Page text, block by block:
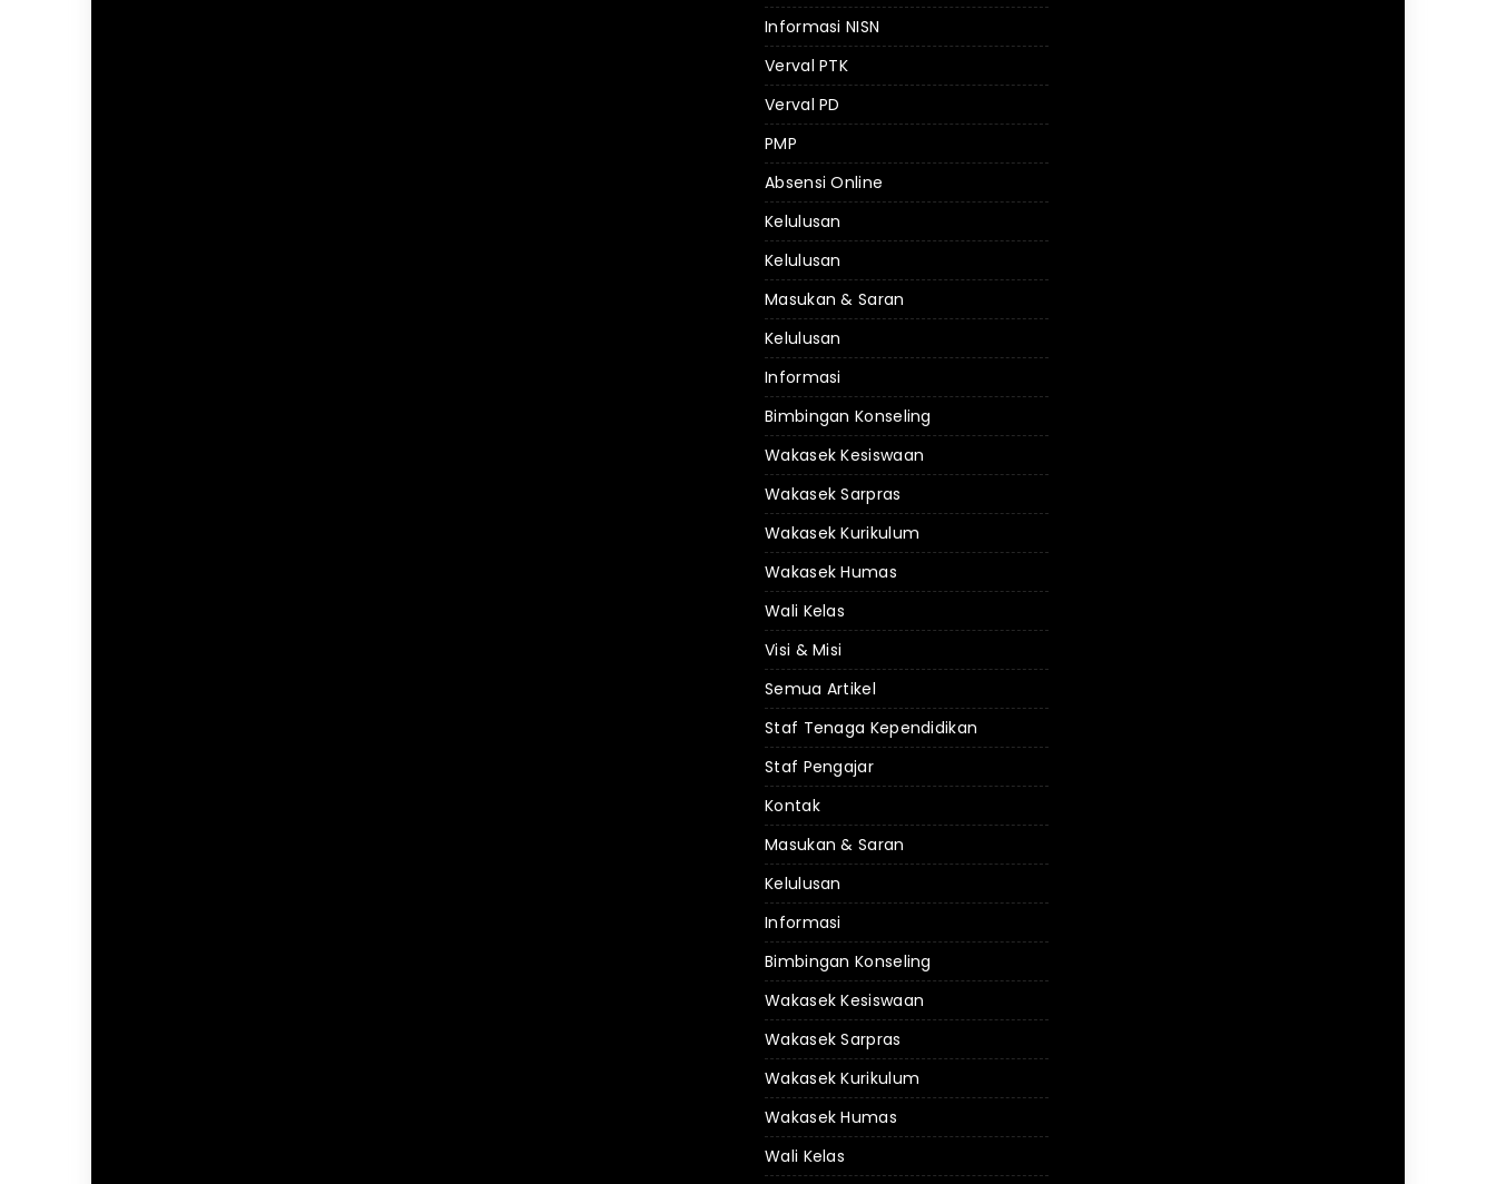
Informasi NISN
Verval PTK
Verval PD
PMP
Absensi Online
Kelulusan
Kelulusan
Masukan & Saran
Kelulusan
Informasi
Bimbingan Konseling
Wakasek Kesiswaan
Wakasek Sarpras
Wakasek Kurikulum
Wakasek Humas
Wali Kelas
Visi & Misi
Semua Artikel
Staf Tenaga Kependidikan
Staf Pengajar
Kontak
Masukan & Saran
Kelulusan
Informasi
Bimbingan Konseling
Wakasek Kesiswaan
Wakasek Sarpras
Wakasek Kurikulum
Wakasek Humas
Wali Kelas